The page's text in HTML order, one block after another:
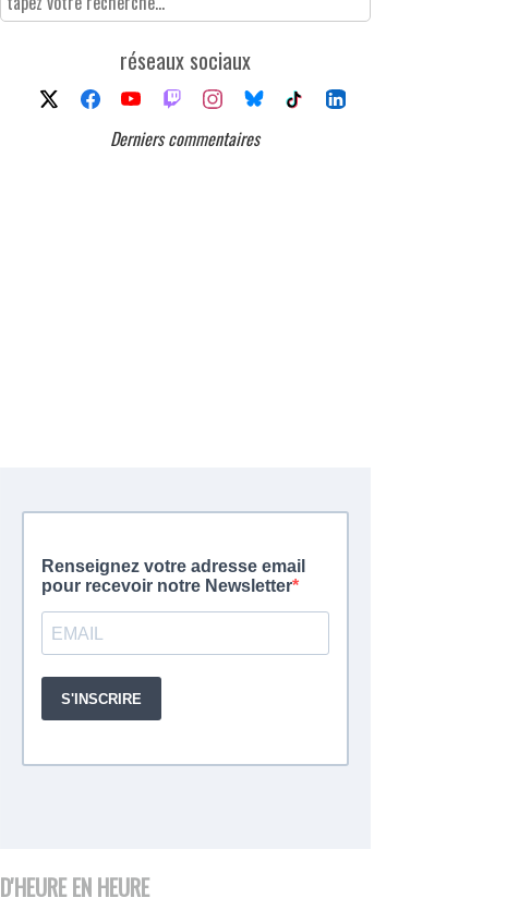
réseaux sociaux
Derniers commentaires
D'HEURE EN HEURE